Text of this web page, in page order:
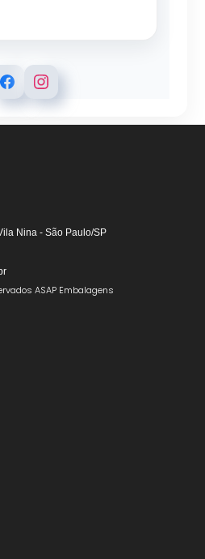
em
Fitas de Arquear,
Aplicador de Filme
e o atendimento
Nina - São Paulo/SP
ASAP Embalagens